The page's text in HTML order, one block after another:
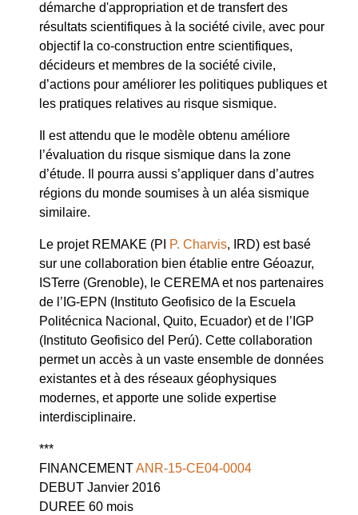
démarche d'appropriation et de transfert des
résultats scientifiques à la société civile, avec pour
objectif la co-construction entre scientifiques,
décideurs et membres de la société civile,
d’actions pour améliorer les politiques publiques et
les pratiques relatives au risque sismique.
Il est attendu que le modèle obtenu améliore
l’évaluation du risque sismique dans la zone
d’étude. Il pourra aussi s’appliquer dans d’autres
régions du monde soumises à un aléa sismique
similaire.
Le projet REMAKE (PI P. Charvis, IRD) est basé
sur une collaboration bien établie entre Géoazur,
ISTerre (Grenoble), le CEREMA et nos partenaires
de l’IG-EPN (Instituto Geofisico de la Escuela
Politécnica Nacional, Quito, Ecuador) et de l’IGP
(Instituto Geofisico del Perú). Cette collaboration
permet un accès à un vaste ensemble de données
existantes et à des réseaux géophysiques
modernes, et apporte une solide expertise
interdisciplinaire.
***
FINANCEMENTANR-15-CE04-0004
DEBUT Janvier 2016
DUREE 60 mois